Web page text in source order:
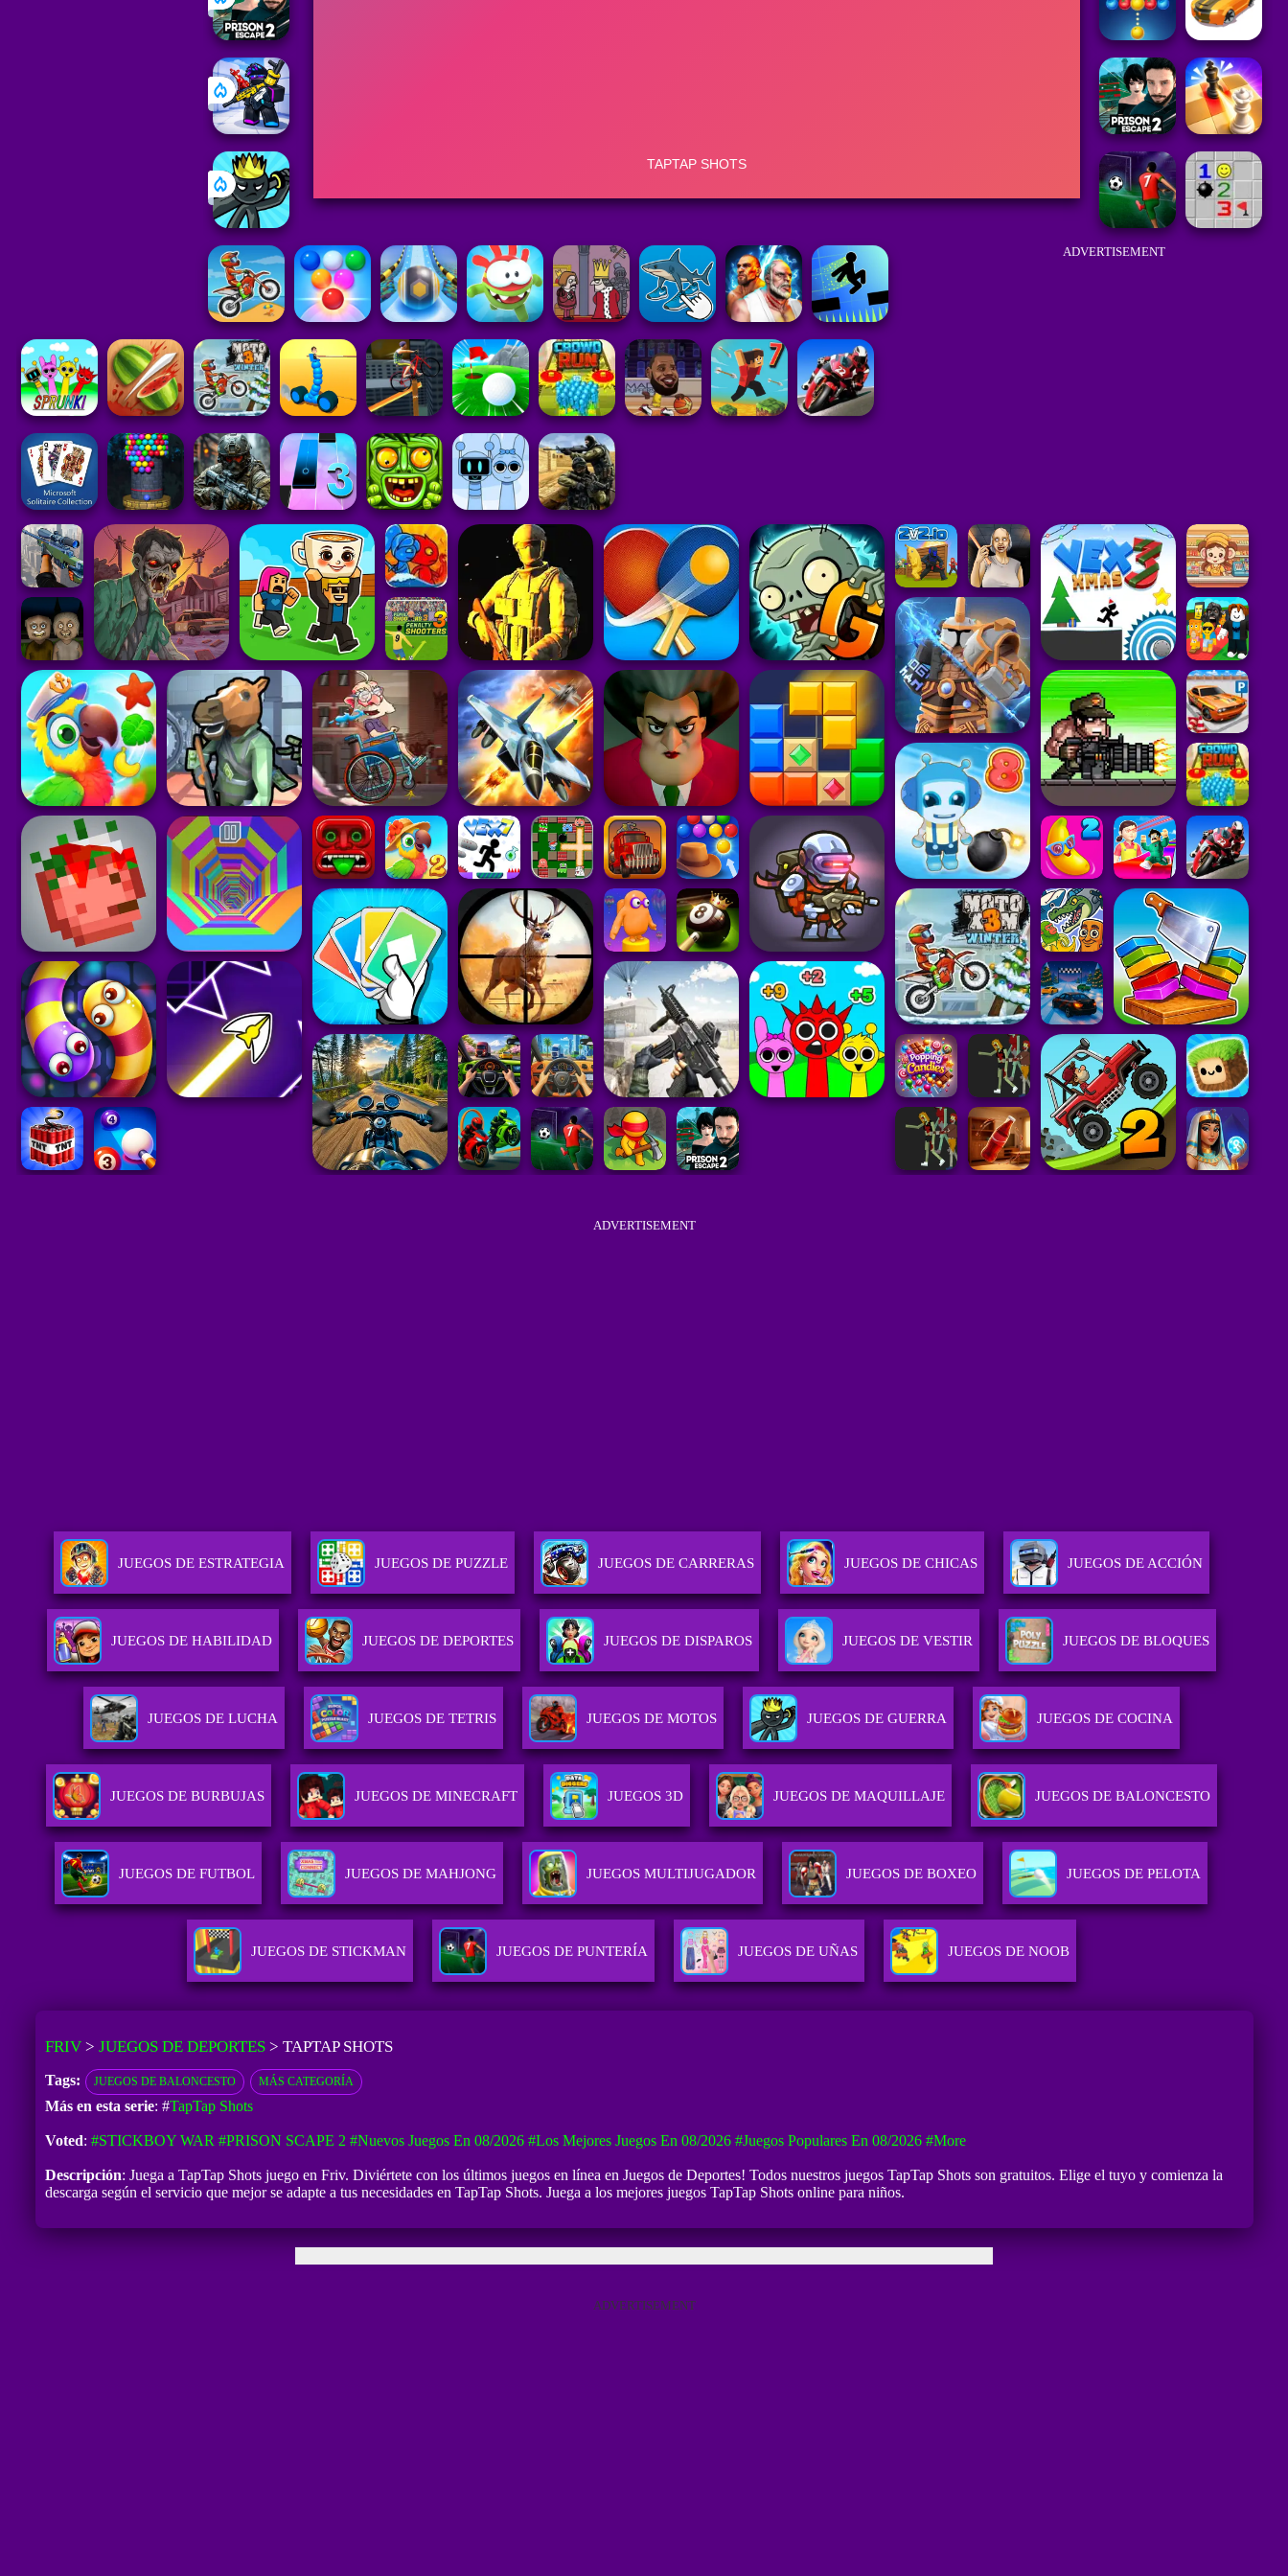
ADVERTISEMENT
ADVERTISEMENT
JUEGOS DE ESTRATEGIA JUEGOS DE PUZZLE JUEGOS DE CARRERAS JUEGOS DE CHICAS JUEGOS DE ACCIÓN
JUEGOS DE HABILIDAD JUEGOS DE DEPORTES JUEGOS DE DISPAROS JUEGOS DE VESTIR JUEGOS DE BLOQUES
JUEGOS DE LUCHA JUEGOS DE TETRIS JUEGOS DE MOTOS JUEGOS DE GUERRA JUEGOS DE COCINA
JUEGOS DE BURBUJAS JUEGOS DE MINECRAFT JUEGOS 3D JUEGOS DE MAQUILLAJE JUEGOS DE BALONCESTO
JUEGOS DE FUTBOL JUEGOS DE MAHJONG JUEGOS MULTIJUGADOR JUEGOS DE BOXEO JUEGOS DE PELOTA
JUEGOS DE STICKMAN JUEGOS DE PUNTERÍA JUEGOS DE UÑAS JUEGOS DE NOOB
FRIV> JUEGOS DE DEPORTES> TAPTAP SHOTS
Tags: JUEGOS DE BALONCESTO MÁS CATEGORÍA
Más en esta serie: #TapTap Shots
Voted: #STICKBOY WAR #PRISON SCAPE 2 #Nuevos Juegos En 08/2026 #Los Mejores Juegos En 08/2026 #Juegos Populares En 08/2026 #more
Descripción: Juega a TapTap Shots juego en Friv. Diviértete con los últimos juegos en línea en Juegos de Deportes! Todos nuestros juegos TapTap Shots son gratuitos. Elige el tuyo y comienza la
descarga según el servicio que mejor se adapte a tus necesidades en TapTap Shots. Juega a los mejores juegos TapTap Shots online para niños.
ADVERTISEMENT